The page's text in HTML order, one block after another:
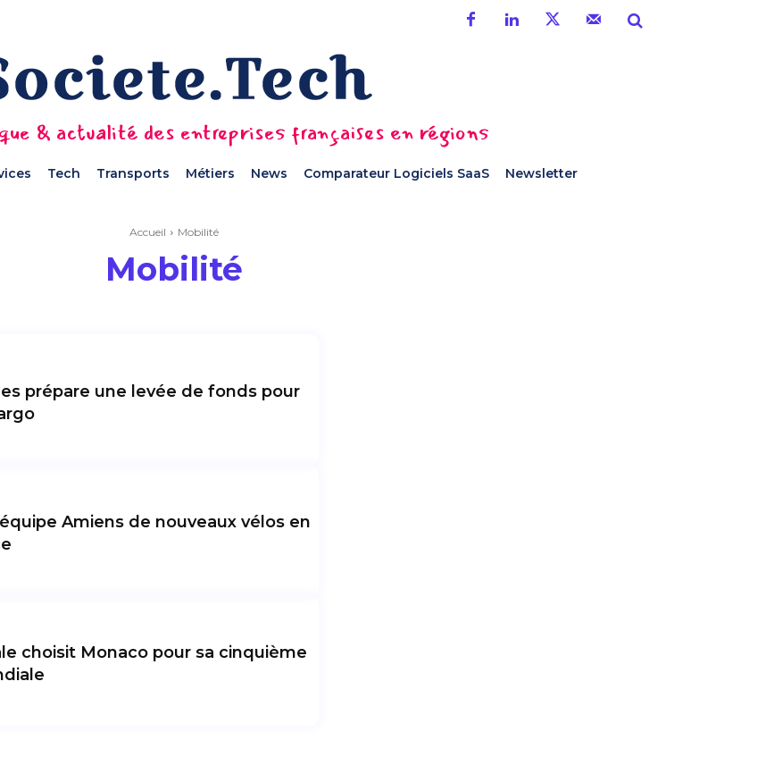
& actualité des entreprises françaises en régions
Tech Transports Métiers News Comparateur Logiciels SaaS Newsletter
Accueil Mobilité
Mobilité
prépare une levée de fonds pour
Amiens de nouveaux vélos en
choisit Monaco pour sa cinquième